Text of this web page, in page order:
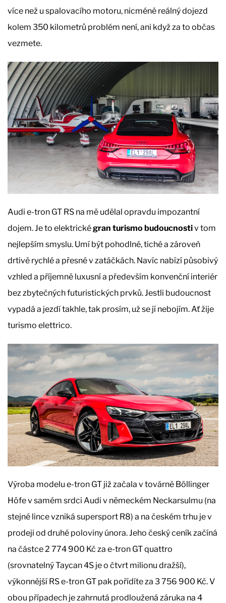
více než u spalovacího motoru, nicméně reálný dojezd
kolem 350 kilometrů problém není, ani když za to občas
vezmete.
Audi e-tron GT RS na mě udělal opravdu impozantní
dojem. Je to elektrickégran turismo budoucnostiv tom
nejlepším smyslu. Umí být pohodlné, tiché a zároveň
drtivě rychlé a přesné v zatáčkách. Navíc nabízí působivý
vzhled a příjemně luxusní a především konvenční interiér
bez zbytečných futuristických prvků. Jestli budoucnost
vypadá a jezdí takhle, tak prosím, už se jí nebojím. Ať žije
turismo elettrico.
Výroba modelu e-tron GT již začala v továrně Böllinger
Höfe v samém srdci Audi v německém Neckarsulmu (na
stejné lince vzniká supersport R8) a na českém trhu je v
prodeji od druhé poloviny února. Jeho český ceník začíná
na částce 2 774 900 Kč za e-tron GT quattro
(srovnatelný Taycan 4S je o čtvrt milionu dražší),
výkonnější RS e-tron GT pak pořídíte za 3 756 900 Kč. V
obou případech je zahrnutá prodloužená záruka na 4